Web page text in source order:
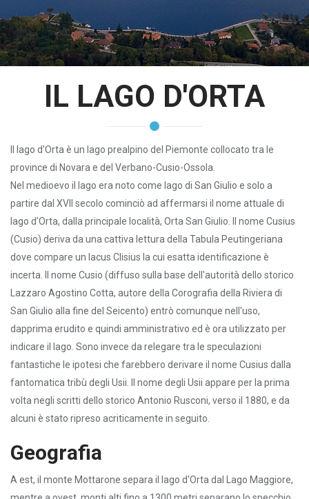
IL LAGO D'ORTA
Il lago d'Orta è un lago prealpino del Piemonte collocato tra le
province di Novara e del Verbano-Cusio-Ossola.
Nel medioevo il lago era noto come lago di San Giulio e solo a
partire dal XVII secolo cominciò ad affermarsi il nome attuale di
lago d'Orta, dalla principale località, Orta San Giulio. Il nome Cusius
(Cusio) deriva da una cattiva lettura della Tabula Peutingeriana
dove compare un lacus Clisius la cui esatta identificazione è
incerta. Il nome Cusio (diffuso sulla base dell'autorità dello storico
Lazzaro Agostino Cotta, autore della Corografia della Riviera di
San Giulio alla fine del Seicento) entrò comunque nell'uso,
dapprima erudito e quindi amministrativo ed è ora utilizzato per
indicare il lago. Sono invece da relegare tra le speculazioni
fantastiche le ipotesi che farebbero derivare il nome Cusius dalla
fantomatica tribù degli Usii. Il nome degli Usii appare per la prima
volta negli scritti dello storico Antonio Rusconi, verso il 1880, e da
alcuni è stato ripreso acriticamente in seguito.
Geografia
A est, il monte Mottarone separa il lago d'Orta dal Lago Maggiore,